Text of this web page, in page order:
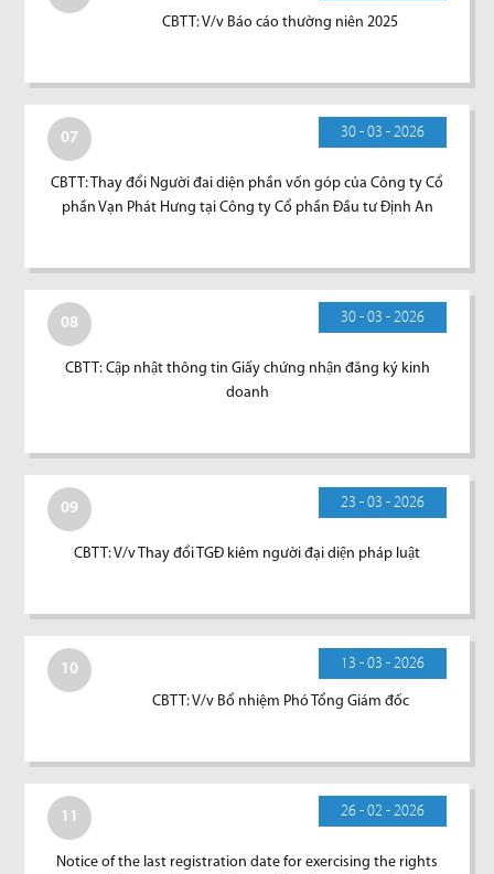
CBTT: V/v Báo cáo thường niên 2025
07 30 - 03 - 2026
CBTT: Thay đổi Người đai diện phần vốn góp của Công ty Cổ
phần Vạn Phát Hưng tại Công ty Cổ phần Đầu tư Định An
08 30 - 03 - 2026
CBTT: Cập nhật thông tin Giấy chứng nhận đăng ký kinh
doanh
09 23 - 03 - 2026
CBTT: V/v Thay đổi TGĐ kiêm người đại diện pháp luật
10 13 - 03 - 2026
CBTT: V/v Bổ nhiệm Phó Tổng Giám đốc
11 26 - 02 - 2026
Notice of the last registration date for exercising the rights